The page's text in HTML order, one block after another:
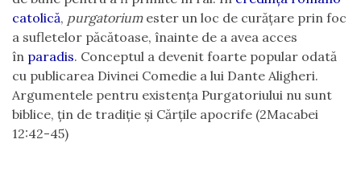
catolică, purgatoriumester un loc de curățare prin foc
a sufletelor păcătoase, înainte de a avea acces
în paradis. Conceptul a devenit foarte popular odată
cu publicarea Divinei Comedie a lui Dante Aligheri.
Argumentele pentru existența Purgatoriului nu sunt
biblice, țin de tradiție și Cărțile apocrife (2Macabei
12:42-45)